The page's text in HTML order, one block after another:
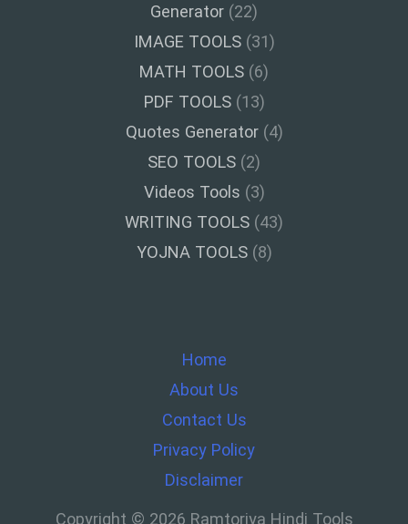
Generator (22)
IMAGE TOOLS(31)
MATH TOOLS (6)
PDF TOOLS(13)
Quotes Generator(4)
SEO TOOLS (2)
Videos Tools (3)
WRITING TOOLS (43)
YOJNA TOOLS(8)
Home
About Us
Contact Us
Privacy Policy
Disclaimer
Copyright © 2026 Ramtoriya Hindi Tools